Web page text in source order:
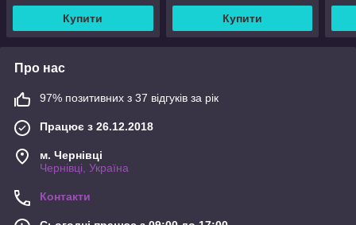
Купити Купити
Про нас
97% позитивних з 37 відгуків за рік
Працює з 26.12.2018
м. Чернівці
Чернівці, Україна
Контакти